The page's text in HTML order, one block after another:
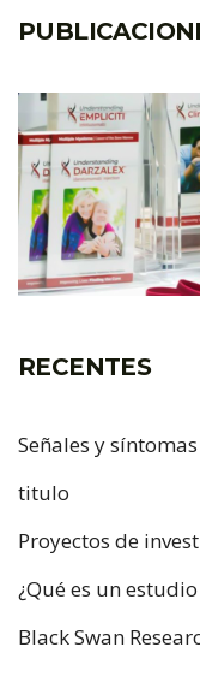
RECENTES
Señales y síntomas
titulo
Proyectos de
¿Qué es un
Black Swan